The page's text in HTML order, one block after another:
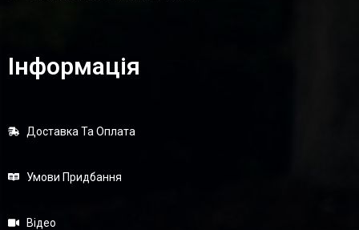
Інформація
Доставка Та Оплата
Умови Придбання
Відео